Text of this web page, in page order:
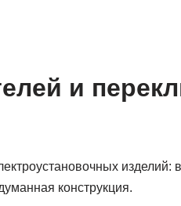
и
изделий:
конструкция.